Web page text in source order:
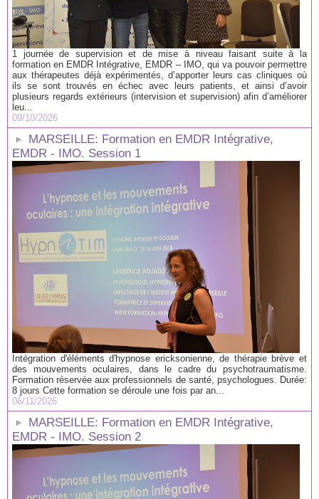
1 journée de supervision et de mise à niveau faisant suite à la
formation en EMDR Intégrative, EMDR – IMO, qui va pouvoir permettre
aux thérapeutes déjà expérimentés, d’apporter leurs cas cliniques où
ils se sont trouvés en échec avec leurs patients, et ainsi d’avoir
plusieurs regards extérieurs (intervision et supervision) afin d’améliorer
leu...
09/10/2026
MARSEILLE: Formation en EMDR Intégrative,
EMDR - IMO. Session 1
Intégration d'éléments d'hypnose ericksonienne, de thérapie brève et
des mouvements oculaires, dans le cadre du psychotraumatisme.
Formation réservée aux professionnels de santé, psychologues. Durée:
8 jours Cette formation se déroule une fois par an...
06/11/2026
MARSEILLE: Formation en EMDR Intégrative,
EMDR - IMO. Session 2